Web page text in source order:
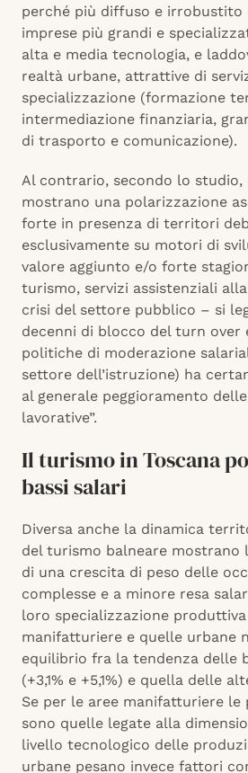
perché più diffuso e irrobustito
imprese più grandi e
alta e media tecnologia, e
realtà urbane, attrattive di
specializzazione (formazione
intermediazione finanziaria,
di trasporto e comunicazione).
Al contrario, secondo lo
mostrano una polarizzazione
forte in presenza di territori
esclusivamente su motori di
valore aggiunto e/o forte
turismo, servizi assistenziali
crisi del settore pubblico – si
decenni di blocco del turn over
politiche di moderazione
settore dell’istruzione) ha
al generale peggioramento
lavorative”.
Il turismo in Toscana
bassi salari
Diversa anche la dinamica
del turismo balneare mostrano
di una crescita di peso delle
complesse e a minore resa
loro specializzazione produttiva
manifatturiere e quelle urbane
equilibrio fra la tendenza delle
(+3,1% e +5,1%) e quella delle
Se per le aree manifatturiere le
sono quelle legate alla
livello tecnologico delle
urbane pesano invece fattori